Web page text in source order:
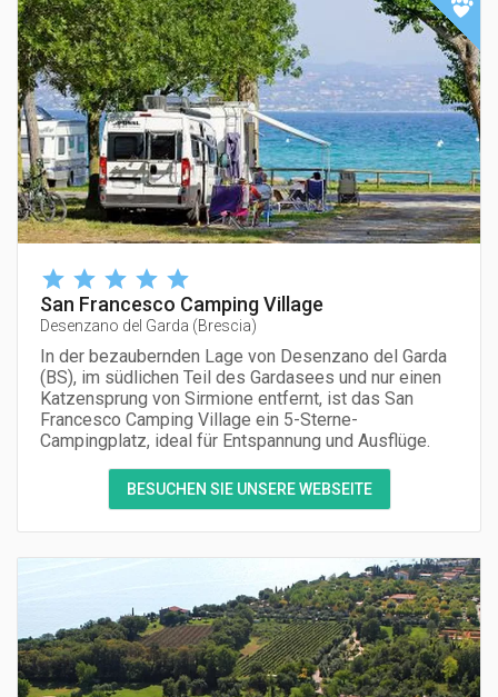
San Francesco Camping Village
Desenzano del Garda (Brescia)
In der bezaubernden Lage von Desenzano del Garda
(BS), im südlichen Teil des Gardasees und nur einen
Katzensprung von Sirmione entfernt, ist das San
Francesco Camping Village ein 5-Sterne-
Campingplatz, ideal für Entspannung und Ausflüge.
BESUCHEN SIE UNSERE WEBSEITE